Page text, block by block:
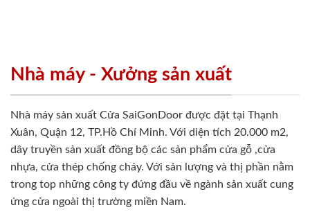
Nhà máy - Xưởng sản xuất
Nhà máy sản xuất Cửa SaiGonDoor được đặt tại Thạnh
Xuân, Quận 12, TP.Hồ Chí Minh. Với diện tích 20.000 m2,
dây truyền sản xuất đồng bộ các sản phẩm cửa gỗ ,cửa
nhựa, cửa thép chống cháy. Với sản lượng và thị phần nằm
trong top những công ty đứng đầu về ngành sản xuất cung
ứng cửa ngoài thị trường miền Nam.